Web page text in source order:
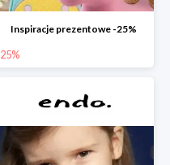
Inspiracje prezentowe -25%
25%